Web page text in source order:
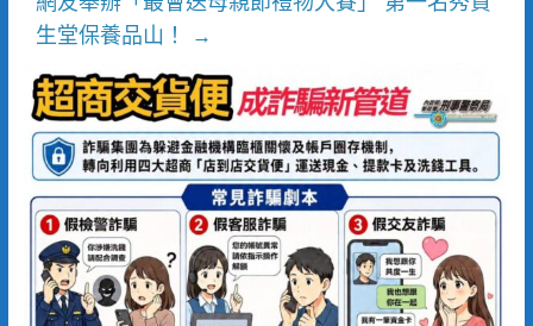
生堂保養品山！
→